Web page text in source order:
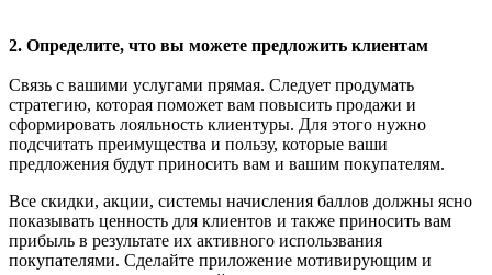
2. Определите, что вы можете предложить клиентам
Связь с вашими услугами прямая. Следует продумать
стратегию, которая поможет вам повысить продажи и
сформировать лояльность клиентуры. Для этого нужно
подсчитать преимущества и пользу, которые ваши
предложения будут приносить вам и вашим покупателям.
Все скидки, акции, системы начисления баллов должны ясно
показывать ценность для клиентов и также приносить вам
прибыль в результате их активного использвания
покупателями. Сделайте приложение мотивирующим и